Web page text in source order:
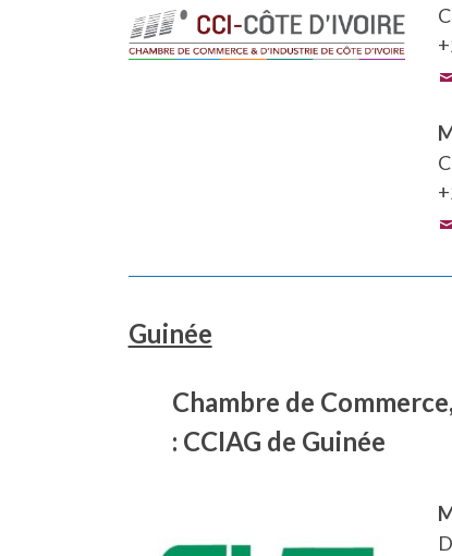
Guinée
Chambre de
: CCIAG de Guinée